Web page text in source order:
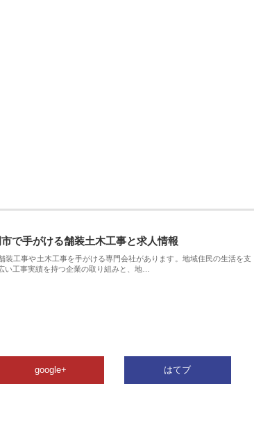
で手がける舗装土木工事と求人情報
装工事や土木工事を手がける専門会社があります。地域住民の生活を支
い工事実績を持つ企業の取り組みと、地…
google+ はてブ